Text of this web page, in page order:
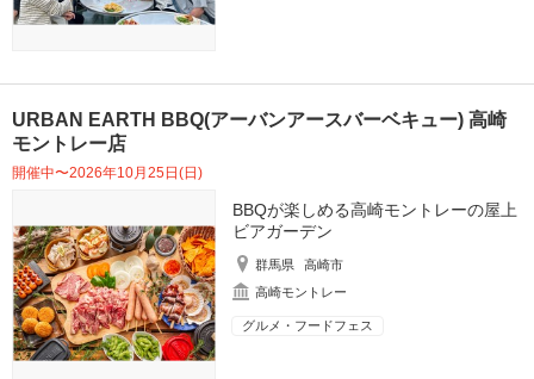
URBAN EARTH BBQ(アーバンアースバーベキュー) 高崎
モントレー店
開催中〜2026年10月25日(日)
BBQが楽しめる高崎モントレーの屋上
ビアガーデン
群馬県
高崎市
高崎モントレー
グルメ・フードフェス